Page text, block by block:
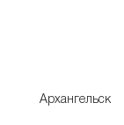
Архангельск